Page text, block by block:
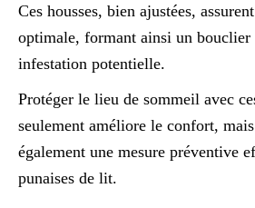
Ces housses, bien ajustées,
optimale, formant ainsi un
infestation potentielle.
Protéger le lieu de sommeil avec
seulement améliore le confort,
également une mesure préventive
punaises de lit.